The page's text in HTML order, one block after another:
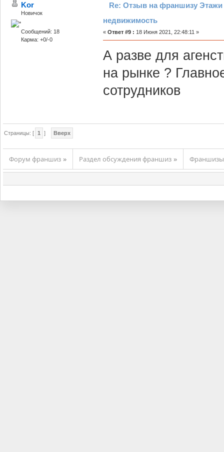
Kor
Новичок
Сообщений: 18
Карма: +0/-0
Re: Отзыв на франшизу Этажи
недвижимость
« Ответ #9 : 18 Июня 2021, 22:48:11 »
А разве для
на рынке ?
сотрудников
Страницы: [ 1 ] Вверх
Форум франшиз » Раздел обсуждения франшиз » Франшизы